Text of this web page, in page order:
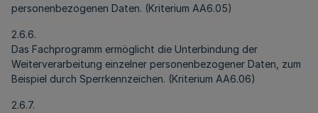
personenbezogenen Daten. (Kriterium AA6.05)
2.6.6.
Das Fachprogramm ermöglicht die Unterbindung der
Weiterverarbeitung einzelner personenbezogener Daten, zum
Beispiel durch Sperrkennzeichen. (Kriterium AA6.06)
2.6.7.